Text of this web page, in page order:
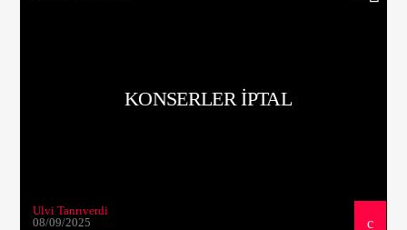
KONSERLER IPTAL
Ulvi Tanrıverdi
08/09/2025